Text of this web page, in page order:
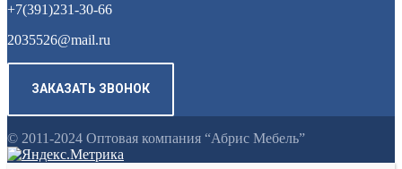
+7(391)231-30-66
2035526@mail.ru
ЗАКАЗАТЬ ЗВОНОК
© 2011-2024 Оптовая компания “Абрис Мебель”